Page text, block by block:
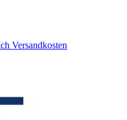
Versandkosten